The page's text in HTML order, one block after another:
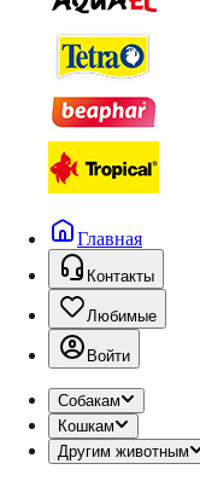
Главная
Контакты
Любимые
Войти
Собакам
Кошкам
Другим животным